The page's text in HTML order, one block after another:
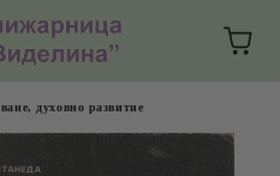
духовно развитие